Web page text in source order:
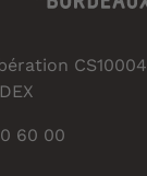
CS10004
60 00